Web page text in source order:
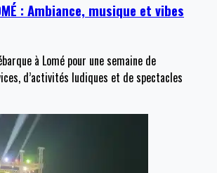
: Ambiance, musique et vibes
à Lomé pour une semaine de
d’activités ludiques et de spectacles